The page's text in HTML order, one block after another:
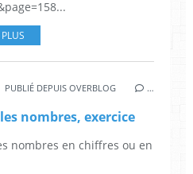
PUBLIÉ DEPUIS OVERBLOG …
nombres, exercice
nombres en chiffres ou en